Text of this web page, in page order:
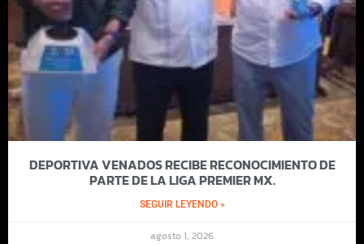
DEPORTIVA VENADOS RECIBE RECONOCIMIENTO DE
PARTE DE LA LIGA PREMIER MX.
SEGUIR LEYENDO »
agosto 1, 2026